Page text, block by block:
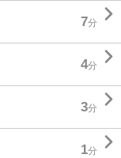
7分 
4分 
3分 
1分 